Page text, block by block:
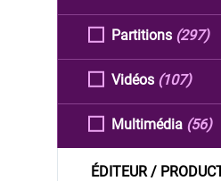
Partitions (297)
Vidéos (107)
Multimédia (56)
ÉDITEUR /